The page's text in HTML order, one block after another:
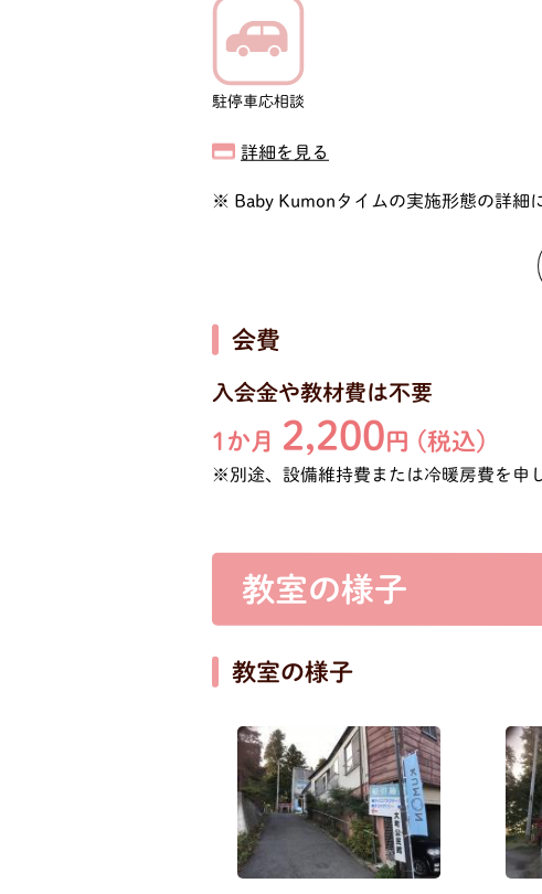
駐停車応相談
詳細を見る
Baby Kumonタイムの実施形態の詳細
会費
入会金や教材費は不要
1か月 2,200円 (税込)
※別途、設備維持費または冷暖房費を申
教室の様子
教室の様子